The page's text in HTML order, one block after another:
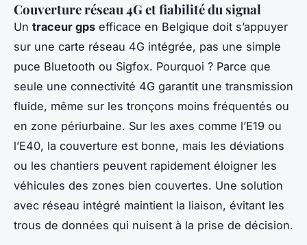
Couverture réseau 4G et fiabilité du signal
Un traceur gps efficace en Belgique doit s’appuyer
sur une carte réseau 4G intégrée, pas une simple
puce Bluetooth ou Sigfox. Pourquoi ? Parce que
seule une connectivité 4G garantit une transmission
fluide, même sur les tronçons moins fréquentés ou
en zone périurbaine. Sur les axes comme l’E19 ou
l’E40, la couverture est bonne, mais les déviations
ou les chantiers peuvent rapidement éloigner les
véhicules des zones bien couvertes. Une solution
avec réseau intégré maintient la liaison, évitant les
trous de données qui nuisent à la prise de décision.